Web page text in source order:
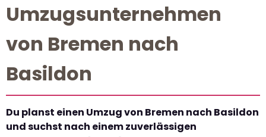
Umzugsunternehmen
von Bremen nach
Basildon
Du planst einen Umzug von Bremen nach Basildon
und suchst nach einem zuverlässigen